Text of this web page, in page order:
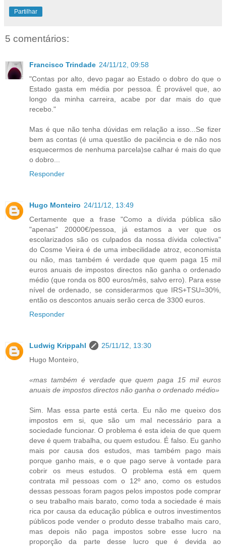
Partilhar
5 comentários:
Francisco Trindade 24/11/12, 09:58
"Contas por alto, devo pagar ao Estado o dobro do que o
Estado gasta em média por pessoa. É provável que, ao
longo da minha carreira, acabe por dar mais do que
recebo."
Mas é que não tenha dúvidas em relação a isso...Se fizer
bem as contas (é uma questão de paciência e de não nos
esquecermos de nenhuma parcela)se calhar é mais do que
o dobro...
Responder
Hugo Monteiro 24/11/12, 13:49
Certamente que a frase "Como a dívida pública são
"apenas" 20000€/pessoa, já estamos a ver que os
escolarizados são os culpados da nossa dívida colectiva"
do Cosme Vieira é de uma imbecilidade atroz, economista
ou não, mas também é verdade que quem paga 15 mil
euros anuais de impostos directos não ganha o ordenado
médio (que ronda os 800 euros/mês, salvo erro). Para esse
nível de ordenado, se considerarmos que IRS+TSU=30%,
então os descontos anuais serão cerca de 3300 euros.
Responder
Ludwig Krippahl
25/11/12, 13:30
Hugo Monteiro,
«mas também é verdade que quem paga 15 mil euros
anuais de impostos directos não ganha o ordenado médio»
Sim. Mas essa parte está certa. Eu não me queixo dos
impostos em si, que são um mal necessário para a
sociedade funcionar. O problema é esta ideia de que quem
deve é quem trabalha, ou quem estudou. É falso. Eu ganho
mais por causa dos estudos, mas também pago mais
porque ganho mais, e o que pago serve à vontade para
cobrir os meus estudos. O problema está em quem
contrata mil pessoas com o 12º ano, como os estudos
dessas pessoas foram pagos pelos impostos pode comprar
o seu trabalho mais barato, como toda a sociedade é mais
rica por causa da educação pública e outros investimentos
públicos pode vender o produto desse trabalho mais caro,
mas depois não paga impostos sobre esse lucro na
proporção da parte desse lucro que é devida ao